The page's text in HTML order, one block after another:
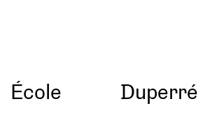
École Duperré